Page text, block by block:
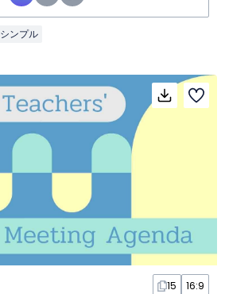
シンプル
15 16:9